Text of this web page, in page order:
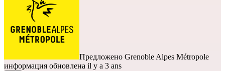
Предложено Grenoble Alpes Métropole
информация обновлена il y a 3 ans